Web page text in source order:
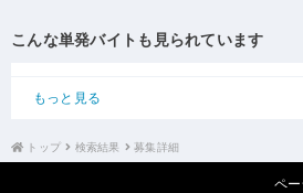
こんな単発バイトも見られています
もっと見る
トップ 検索結果 募集詳細
ペ